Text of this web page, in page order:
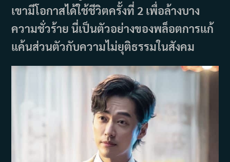
เขามีโอกาสได้ใช้ชีวิตครั้งที่ 2 เพื่อล้างบาง
ความชั่วร้าย นี่เป็นตัวอย่างของพล็อตการแก้
แค้นส่วนตัวกับความไม่ยุติธรรมในสังคม